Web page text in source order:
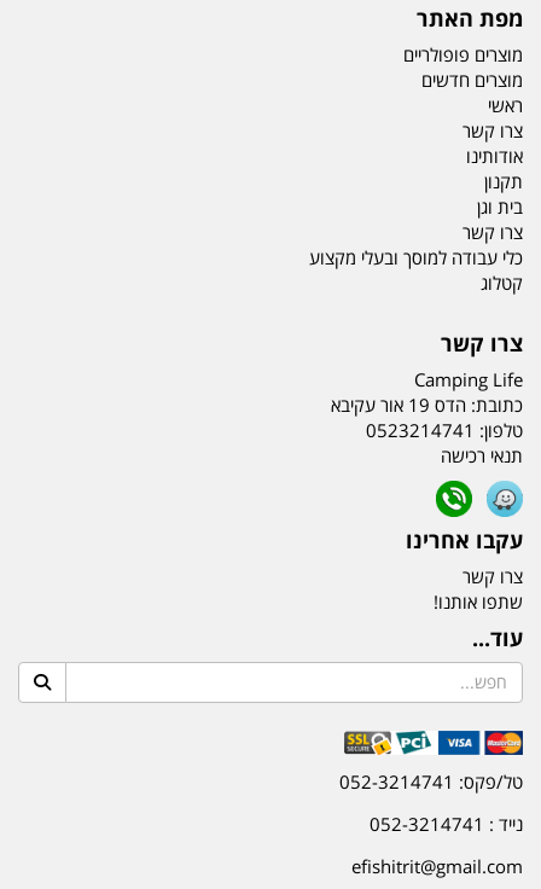
מפת האתר
מוצרים פופולריים
מוצרים חדשים
ראשי
צרו קשר
אודותינו
תקנון
בית וגן
צרו קשר
כלי עבודה למוסך ובעלי מקצוע
קטלוג
צרו קשר
Camping Life
כתובת: הדס 19 אור עקיבא
טלפון: 0523214741
תנאי רכישה
עקבו אחרינו
צרו קשר
שתפו אותנו!
עוד...
טל/פקס: 052-3214741
נייד : 052-3214741
efishitrit@gmail.com